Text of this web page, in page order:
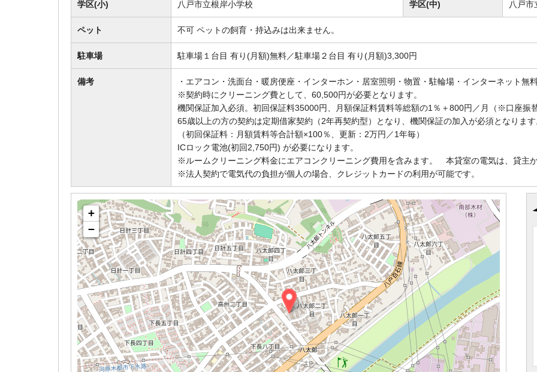
学区(小) 八戸市立根岸小学校 学区(中) 八戸市
ペット 不可 ペットの飼育・持込みは出来ません。
駐車場 駐車場１台目 有り(月額)無料／駐車場２台目 有り(月額)3,300円
備考
・エアコン・洗面台・暖房便座・インターホン・居室照明・物置・駐輪場・インターネット無
※契約時にクリーニング費として、60,500円が必要となります。
機関保証加入必須。初回保証料35000円、月額保証料賃料等総額の1％＋800円／月（※口座振
65歳以上の方の契約は定期借家契約（2年再契約型）となり、機関保証の加入が必須となりま
（初回保証料：月額賃料等合計額×100％、更新：2万円／1年毎）
ICロック電池(初回2,750円) が必要になります。
※ルームクリーニング料金にエアコンクリーニング費用を含みます。 本貸室の電気は、貸主
※法人契約で電気代の負担が個人の場合、クレジットカードの利用が可能です。
+
−